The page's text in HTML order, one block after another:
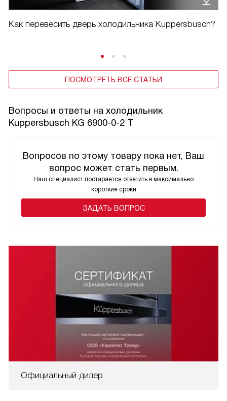
Как перевесить дверь холодильника Kuppersbusch?
ПОСМОТРЕТЬ ВСЕ СТАТЬИ
Вопросы и ответы на холодильник
Kuppersbusch KG 6900-0-2 T
Вопросов по этому товару пока нет, Ваш
вопрос может стать первым.
Наш специалист постарается ответить в максимально
короткие сроки
ЗАДАТЬ ВОПРОС
Официальный дилер